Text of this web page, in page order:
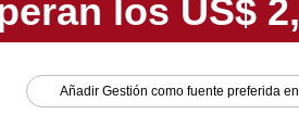
Añadir Gestión como fuente preferida en